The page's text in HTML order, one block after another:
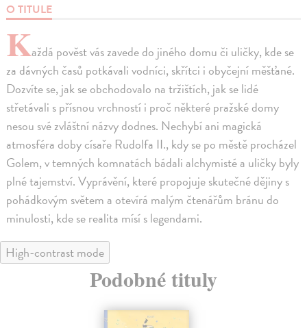
O TITULE
Každá pověst vás zavede do jiného domu či uličky, kde se
za dávných časů potkávali vodníci, skřítci i obyčejní měšťané.
Dozvíte se, jak se obchodovalo na tržištích, jak se lidé
střetávali s přísnou vrchností i proč některé pražské domy
nesou své zvláštní názvy dodnes. Nechybí ani magická
atmosféra doby císaře Rudolfa II., kdy se po městě procházel
Golem, v temných komnatách bádali alchymisté a uličky byly
plné tajemství. Vyprávění, které propojuje skutečné dějiny s
pohádkovým světem a otevírá malým čtenářům bránu do
minulosti, kde se realita mísí s legendami.
High-contrast mode
Podobné tituly